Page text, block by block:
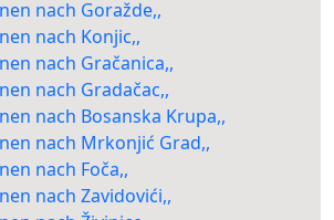
nach Goražde,,
nach Konjic,,
nach Gračanica,,
nach Gradačac,,
nach Bosanska Krupa,,
nach Mrkonjić Grad,,
nach Foča,,
nach Zavidovići,,